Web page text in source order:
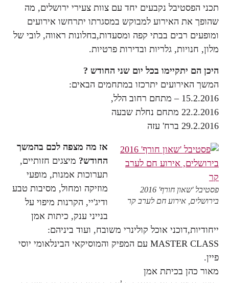
תכני הפסטיבל נקבעים יחד עם צוות צעירי ירושלים, מה
שהופך את האירוע למבוקש במסגרתו יתרחשו אירועים
ומופעים רבים בבתי קפה ומסעדות,בחלונות ראווה, לובי של
מלון, חנויות, גלריות ובדירות פרטיות.
היכן הם יתקיימו בכל יום שני החודש ?
המשך האירועים יתרכזו במתחמים הבאים:
15.2.2016 – מתחם רחוב הלל,
22.2.2016 מתחם נחלת שבעה
29.2.2016 ברח' עזה
פסטיבל 'שאון חורף' 2016
בירושלים, אירוע חם לערב קר
אז מה מצפה לכם בהמשך
החודש? מיצגים חזותיים,
תערוכות אמנות, מופעי
מוזיקה ומחול, מסיבות טבע
ודיג'יי, הקרנות מיפוי על
בנייני ענק, כיתות אמן
ייחודיות,דוכני אוכל קולינרי משובח, ועוד ביניהם:
MASTER CLASS עם המפיק והמוסיקאי הבינלאומי יוסי
פיין.
מאור כהן בכיתת אמן